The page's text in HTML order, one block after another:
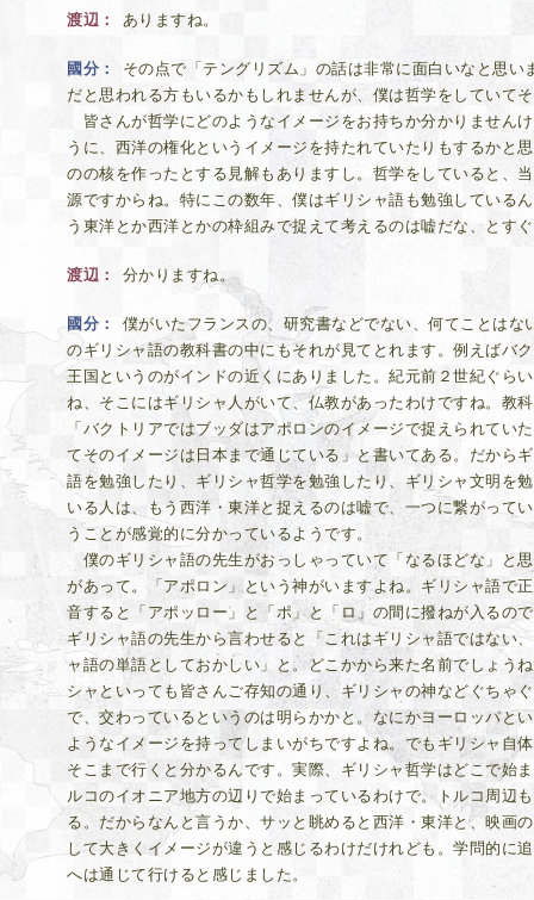
渡辺 ありますね。
國分
その点で「テングリズム」の話は非常に面白いなと思
だと思われる方もいるかもしれませんが、僕は哲学をしていて
皆さんが哲学にどのようなイメージをお持ちか分かりません
うに、西洋の権化というイメージを持たれていたりもするかと
のの核を作ったとする見解もありますし。哲学をしていると、
源ですからね。特にこの数年、僕はギリシャ語も勉強している
う東洋とか西洋とかの枠組みで捉えて考えるのは嘘だな、とす
渡辺 分かりますね。
國分
僕がいたフランスの、研究書などでない、何てことはな
のギリシャ語の教科書の中にもそれが見てとれます。例えばバ
王国というのがインドの近くにありました。紀元前２世紀ぐら
ね、そこにはギリシャ人がいて、仏教があったわけですね。教
「バクトリアではブッダはアポロンのイメージで捉えられてい
てそのイメージは日本まで通じている」と書いてある。だから
語を勉強したり、ギリシャ哲学を勉強したり、ギリシャ文明を
いる人は、もう西洋・東洋と捉えるのは嘘で、一つに繋がって
うことが感覚的に分かっているようです。
僕のギリシャ語の先生がおっしゃっていて「なるほどな」と
があって。「アポロン」という神がいますよね。ギリシャ語で
音すると「アポッロー」と「ポ」と「ロ」の間に撥ねが入るの
ギリシャ語の先生から言わせると「これはギリシャ語ではない
ャ語の単語としておかしい」と。どこかから来た名前でしょう
シャといっても皆さんご存知の通り、ギリシャの神などぐちゃ
で、交わっているというのは明らかかと。なにかヨーロッパと
ようなイメージを持ってしまいがちですよね。でもギリシャ自
そこまで行くと分かるんです。実際、ギリシャ哲学はどこで始
ルコのイオニア地方の辺りで始まっているわけで。トルコ周辺
る。だからなんと言うか、サッと眺めると西洋・東洋と、映画
して大きくイメージが違うと感じるわけだけれども。学問的に
へは通じて行けると感じました。